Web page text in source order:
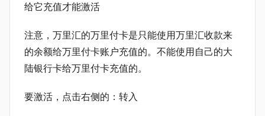
给它充值才能激活
注意，万里汇的万里付卡是只能使用万里汇收款来
的余额给万里付卡账户充值的。不能使用自己的大
陆银行卡给万里付卡充值的。
要激活，点击右侧的：转入